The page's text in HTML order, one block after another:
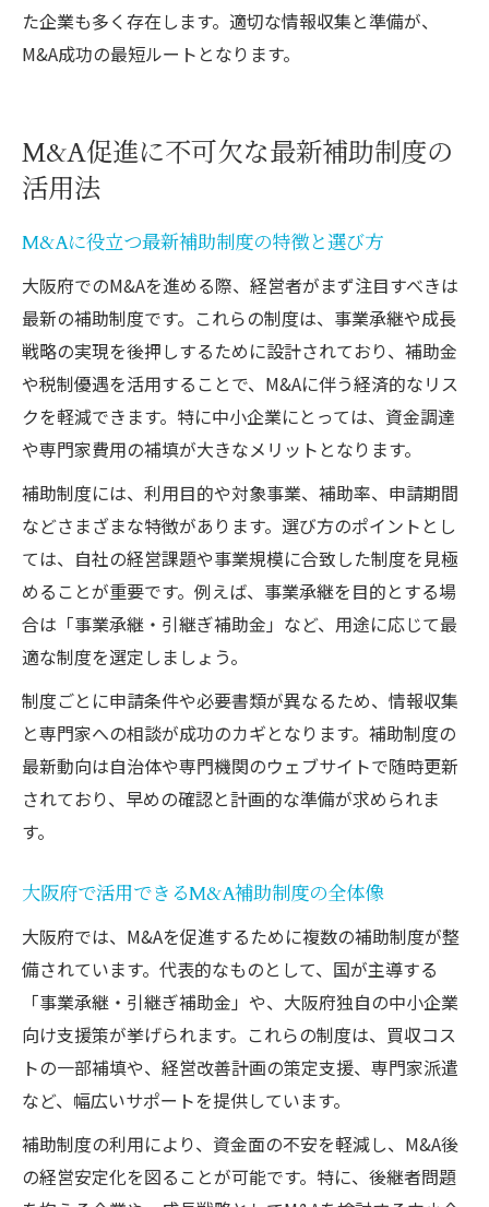
た企業も多く存在します。適切な情報収集と準備が、
M&A成功の最短ルートとなります。
M&A促進に不可欠な最新補助制度の
活用法
M&Aに役立つ最新補助制度の特徴と選び方
大阪府でのM&Aを進める際、経営者がまず注目すべきは
最新の補助制度です。これらの制度は、事業承継や成長
戦略の実現を後押しするために設計されており、補助金
や税制優遇を活用することで、M&Aに伴う経済的なリス
クを軽減できます。特に中小企業にとっては、資金調達
や専門家費用の補填が大きなメリットとなります。
補助制度には、利用目的や対象事業、補助率、申請期間
などさまざまな特徴があります。選び方のポイントとし
ては、自社の経営課題や事業規模に合致した制度を見極
めることが重要です。例えば、事業承継を目的とする場
合は「事業承継・引継ぎ補助金」など、用途に応じて最
適な制度を選定しましょう。
制度ごとに申請条件や必要書類が異なるため、情報収集
と専門家への相談が成功のカギとなります。補助制度の
最新動向は自治体や専門機関のウェブサイトで随時更新
されており、早めの確認と計画的な準備が求められま
す。
大阪府で活用できるM&A補助制度の全体像
大阪府では、M&Aを促進するために複数の補助制度が整
備されています。代表的なものとして、国が主導する
「事業承継・引継ぎ補助金」や、大阪府独自の中小企業
向け支援策が挙げられます。これらの制度は、買収コス
トの一部補填や、経営改善計画の策定支援、専門家派遣
など、幅広いサポートを提供しています。
補助制度の利用により、資金面の不安を軽減し、M&A後
の経営安定化を図ることが可能です。特に、後継者問題